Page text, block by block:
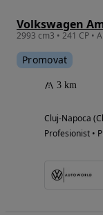
Volkswagen
2993 cm3 • 241 CP •
Promovat
3 km
Cluj-Napoca
Profesionist •